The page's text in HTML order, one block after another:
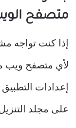
متصفح
إذا كنت تواجه
لأي متصفح ويب
إعدادات
على مجلد